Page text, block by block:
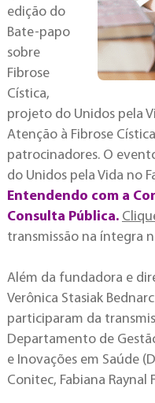
edição do
Bate-papo
sobre
Fibrose
Cística,
projeto do Unidos pela
Atenção à Fibrose
patrocinadores. O
do Unidos pela Vida no
Entendendo com a
Consulta Pública.
transmissão na íntegra
Além da fundadora e
Verônica Stasiak
participaram da
Departamento de
e Inovações em Saúde
Conitec, Fabiana Raynal